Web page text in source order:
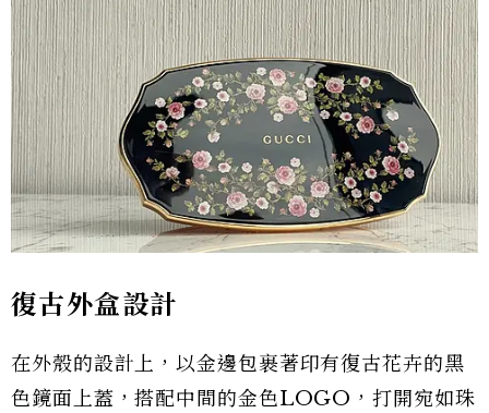
復古外盒設計
在外殼的設計上，以金邊包裹著印有復古花卉的黑
色鏡面上蓋，搭配中間的金色LOGO，打開宛如珠